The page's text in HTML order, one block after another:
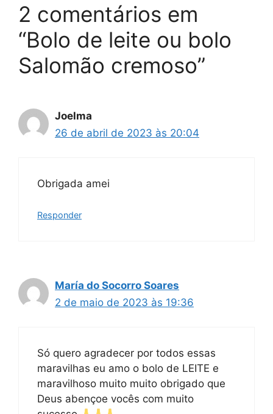
2 comentários em
“Bolo de leite ou bolo
Salomão cremoso”
Joelma
26 de abril de 2023 às 20:04
Obrigada amei
Responder
María do Socorro Soares
2 de maio de 2023 às 19:36
Só quero agradecer por todos essas
maravilhas eu amo o bolo de LEITE e
maravilhoso muito muito obrigado que
Deus abençoe vocês com muito